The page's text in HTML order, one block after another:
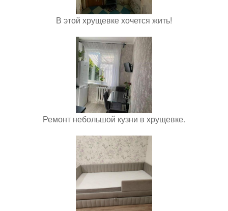
В этой хрущевке хочется жить!
Ремонт небольшой кузни в хрущевке.